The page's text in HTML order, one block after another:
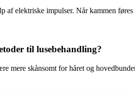
elektriske impulser. Når kammen
til lusebehandling?
skånsomt for håret og